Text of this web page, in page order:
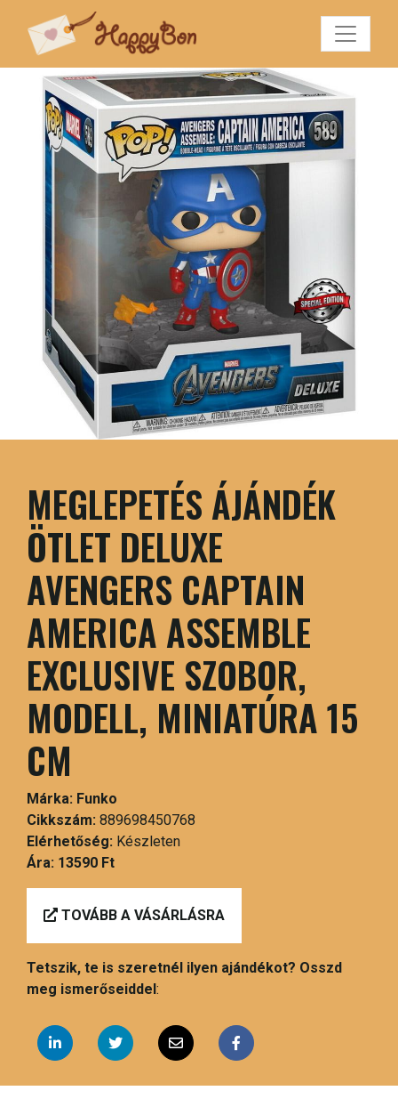
MEGLEPETÉS ÁJÁNDÉK
ÖTLET DELUXE
AVENGERS CAPTAIN
AMERICA ASSEMBLE
EXCLUSIVE SZOBOR,
MODELL, MINIATÚRA 15
CM
Márka: Funko
Cikkszám: 889698450768
Elérhetőség: Készleten
Ára: 13590 Ft
TOVÁBB A VÁSÁRLÁSRA
Tetszik, te is szeretnél ilyen ajándékot? Osszd
meg ismerőseiddel: